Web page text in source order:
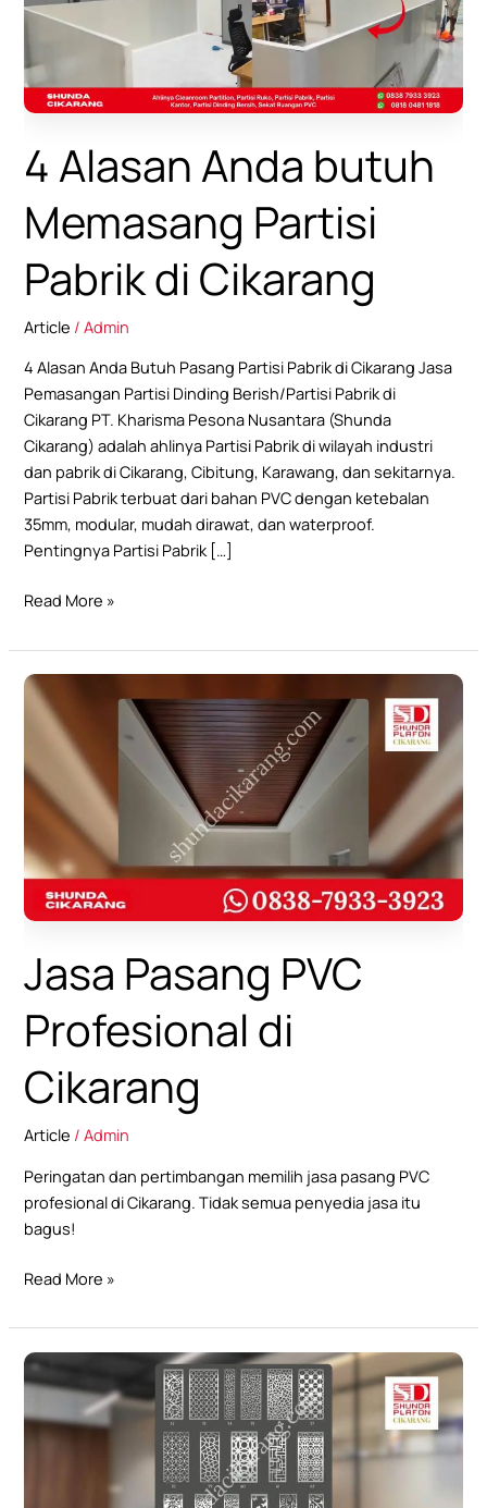
4 Alasan Anda butuh
Memasang Partisi
Pabrik di Cikarang
Article /Admin
4 Alasan Anda Butuh Pasang Partisi Pabrik di Cikarang Jasa
Pemasangan Partisi Dinding Berish/Partisi Pabrik di
Cikarang PT. Kharisma Pesona Nusantara (Shunda
Cikarang) adalah ahlinya Partisi Pabrik di wilayah industri
dan pabrik di Cikarang, Cibitung, Karawang, dan sekitarnya.
Partisi Pabrik terbuat dari bahan PVC dengan ketebalan
35mm, modular, mudah dirawat, dan waterproof.
Pentingnya Partisi Pabrik […]
Partisi
di
Cikarang
Read More »
Jasa Pasang PVC
Profesional di
Cikarang
Article /Admin
Peringatan dan pertimbangan memilih jasa pasang PVC
profesional di Cikarang. Tidak semua penyedia jasa itu
bagus!
Jasa
Pasang
Profesional
di
Cikarang
Read More »
5
Ide
Pembatas
Ruangan